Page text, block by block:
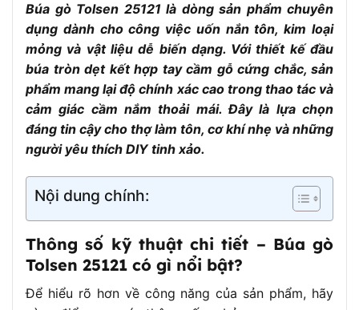
Chuẩn kỹ
thuật
Đạt tiêu chuẩn DIN
Đặc điểm nổi
Cán gỗ cầm chắc tay, đầu búa rèn chắc
Ứng dụng
Gò kim loại, sửa vỏ xe, tôn, thép mỏng, thi
công cơ khí chính xác
Búa gò Tolsen 25121 là dòng sản phẩm chuyên
dụng dành cho công việc uốn nắn tôn, kim loại
mỏng và vật liệu dễ biến dạng. Với thiết kế đầu
búa tròn dẹt kết hợp tay cầm gỗ cứng chắc, sản
phẩm mang lại độ chính xác cao trong thao tác và
cảm giác cầm nắm thoải mái. Đây là lựa chọn
đáng tin cậy cho thợ làm tôn, cơ khí nhẹ và những
người yêu thích DIY tinh xảo.
Nội dung chính:
Thông số kỹ thuật chi tiết – Búa gò
Tolsen 25121 có gì nổi bật?
Để hiểu rõ hơn về công năng của sản phẩm, hãy